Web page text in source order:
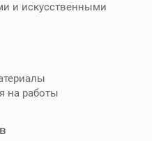
и искусственными
на работы